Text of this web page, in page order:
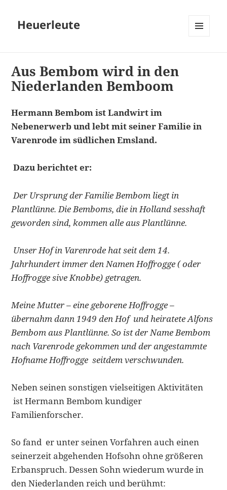
Heuerleute
Aus Bembom wird in den
Niederlanden Bemboom
Hermann Bembom ist Landwirt im
Nebenerwerb und lebt mit seiner Familie in
Varenrode im südlichen Emsland.
Dazu berichtet er:
Der Ursprung der Familie Bembom liegt in
Plantlünne. Die Bemboms, die in Holland sesshaft
geworden sind, kommen alle aus Plantlünne.
Unser Hof in Varenrode hat seit dem 14.
Jahrhundert immer den Namen Hoffrogge ( oder
Hoffrogge sive Knobbe) getragen.
Meine Mutter – eine geborene Hoffrogge –
übernahm dann 1949 den Hof und heiratete Alfons
Bembom aus Plantlünne. So ist der Name Bembom
nach Varenrode gekommen und der angestammte
Hofname Hoffrogge seitdem verschwunden.
Neben seinen sonstigen vielseitigen Aktivitäten
ist Hermann Bembom kundiger
Familienforscher.
So fand er unter seinen Vorfahren auch einen
seinerzeit abgehenden Hofsohn ohne größeren
Erbanspruch. Dessen Sohn wiederum wurde in
den Niederlanden reich und berühmt: